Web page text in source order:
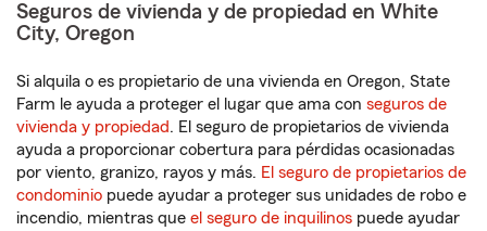
Seguros de vivienda y de propiedad en White
City, Oregon
Si alquila o es propietario de una vivienda en Oregon, State
Farm le ayuda a proteger el lugar que ama con seguros de
vivienda y propiedad. El seguro de propietarios de vivienda
ayuda a proporcionar cobertura para pérdidas ocasionadas
por viento, granizo, rayos y más. El seguro de propietarios de
condominio puede ayudar a proteger sus unidades de robo e
incendio, mientras que el seguro de inquilinos puede ayudar